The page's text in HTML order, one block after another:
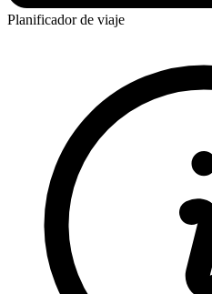
Planificador de viaje